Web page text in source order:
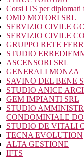
Corsi ITS per diplomati
OMD MOTORI SRL
SERVIZIO CIVILE
SERVIZIO CIVILE
GRUPPO RETE
STUDIO
ASCENSORI SRL
GENERALI MONZA
SAVINO DEL BENE
STUDIO ANICE
GEM IMPIANTI SRL
STUDIO
CONDOMINIALE
STUDIO DE VITALI
TECNA EVOLUTION
ALTA GESTIONE
IFTS